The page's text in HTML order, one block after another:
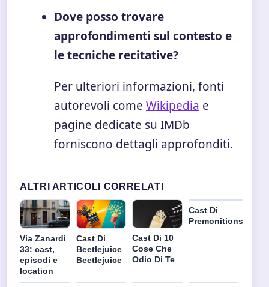
Dove posso trovare
approfondimenti sul contesto e
le tecniche recitative?
Per ulteriori informazioni, fonti
autorevoli come Wikipedia e
pagine dedicate su IMDb
forniscono dettagli approfonditi.
ALTRI ARTICOLI CORRELATI
Via Zanardi
33: cast,
episodi e
location
Cast Di
Beetlejuice
Beetlejuice
Cast Di 10
Cose Che
Odio Di Te
Cast Di
Premonitions